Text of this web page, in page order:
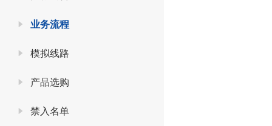
业务流程
模拟线路
产品选购
禁入名单